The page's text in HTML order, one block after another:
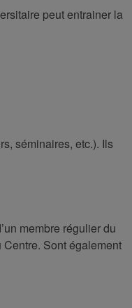
peut entrainer la
séminaires, etc.). Ils
membre régulier du
Centre. Sont également